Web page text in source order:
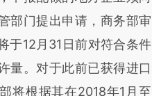
部门提出申请，商务部审
于12月31日前对符合条件
量。对于此前已获得进口
将根据其在2018年1月至